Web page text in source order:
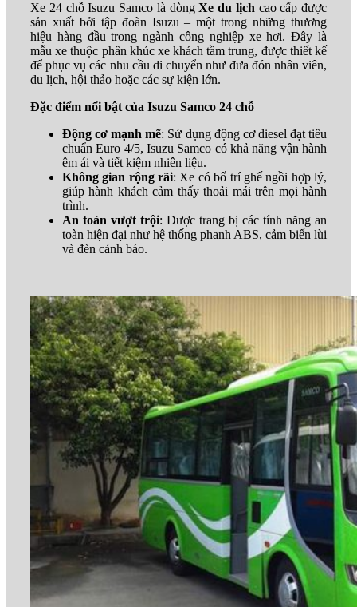
Xe 24 chỗ Isuzu Samco là dòngXe du lịchcao cấp được
sản xuất bởi tập đoàn Isuzu – một trong những thương
hiệu hàng đầu trong ngành công nghiệp xe hơi. Đây là
mẫu xe thuộc phân khúc xe khách tầm trung, được thiết kế
để phục vụ các nhu cầu di chuyển như đưa đón nhân viên,
du lịch, hội thảo hoặc các sự kiện lớn.
Đặc điểm nổi bật của Isuzu Samco 24 chỗ
Động cơ mạnh mẽ: Sử dụng động cơ diesel đạt tiêu
chuẩn Euro 4/5, Isuzu Samco có khả năng vận hành
êm ái và tiết kiệm nhiên liệu.
Không gian rộng rãi: Xe có bố trí ghế ngồi hợp lý,
giúp hành khách cảm thấy thoải mái trên mọi hành
trình.
An toàn vượt trội: Được trang bị các tính năng an
toàn hiện đại như hệ thống phanh ABS, cảm biến lùi
và đèn cảnh báo.